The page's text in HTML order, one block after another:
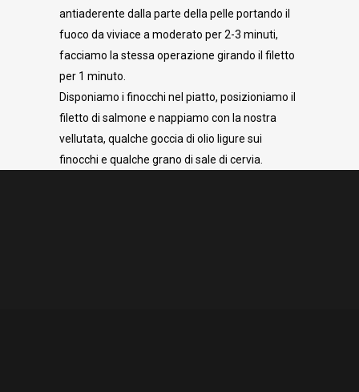
antiaderente dalla parte della pelle portando il
fuoco da viviace a moderato per 2-3 minuti,
facciamo la stessa operazione girando il filetto
per 1 minuto.
Disponiamo i finocchi nel piatto, posizioniamo il
filetto di salmone e nappiamo con la nostra
vellutata, qualche goccia di olio ligure sui
finocchi e qualche grano di sale di cervia.